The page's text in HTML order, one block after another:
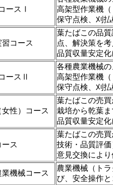
ースⅠ
高架型作業機
保守点検、刈
コース
葉たばこの品
点、解決策を
品質収量安定
ースⅡ
各種農業機械
高架型作業機
保守点検、刈
性）コース
葉たばこの売
栽培から乾葉
品質収量安定
ス
葉たばこの売
技術・品質評
意見交換によ
機械コース
農業機械（ト
び、安全操作